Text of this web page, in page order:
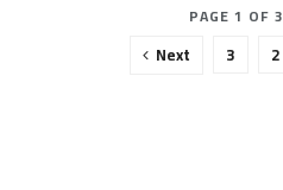
PAGE 1 OF 3
2
3
Next